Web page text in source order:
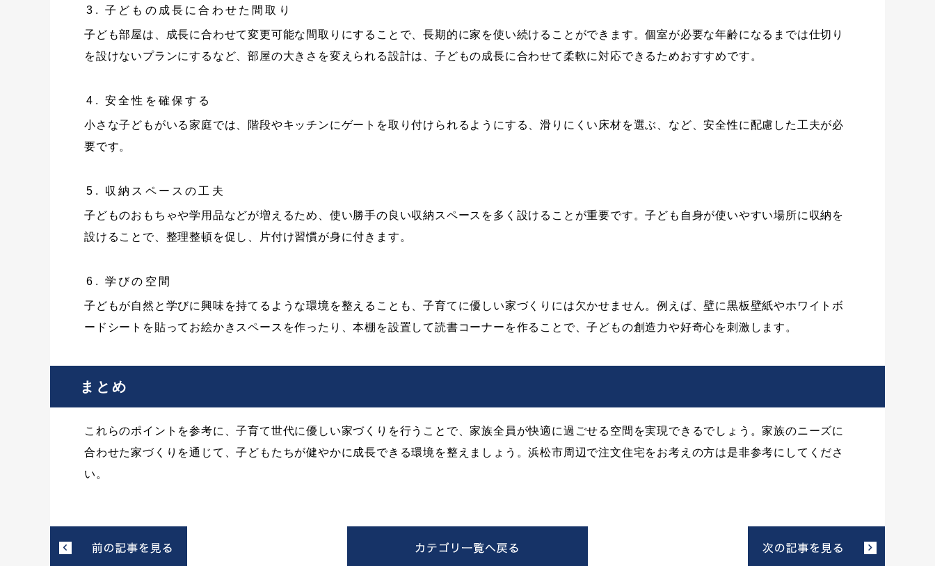
子どもの成長に合わせた間取り
子ども部屋は、成長に合わせて変更可能な間取りにすることで、長期的に家を使い続けることができます。個室が必要な年齢になるまでは仕切り
を設けないプランにするなど、部屋の大きさを変えられる設計は、子どもの成長に合わせて柔軟に対応できるためおすすめです。
安全性を確保する
小さな子どもがいる家庭では、階段やキッチンにゲートを取り付けられるようにする、滑りにくい床材を選ぶ、など、安全性に配慮した工夫が必
要です。
収納スペースの工夫
子どものおもちゃや学用品などが増えるため、使い勝手の良い収納スペースを多く設けることが重要です。子ども自身が使いやすい場所に収納を
設けることで、整理整頓を促し、片付け習慣が身に付きます。
学びの空間
子どもが自然と学びに興味を持てるような環境を整えることも、子育てに優しい家づくりには欠かせません。例えば、壁に黒板壁紙やホワイトボ
ードシートを貼ってお絵かきスペースを作ったり、本棚を設置して読書コーナーを作ることで、子どもの創造力や好奇心を刺激します。
まとめ
これらのポイントを参考に、子育て世代に優しい家づくりを行うことで、家族全員が快適に過ごせる空間を実現できるでしょう。家族のニーズに
合わせた家づくりを通じて、子どもたちが健やかに成長できる環境を整えましょう。浜松市周辺で注文住宅をお考えの方は是非参考にしてくださ
い。